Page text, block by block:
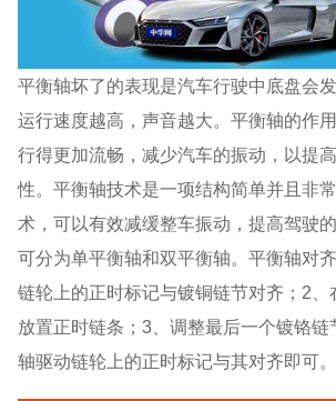
平衡轴坏了的表现是汽车行驶中底盘会
运行速度越高，声音越大。平衡轴的作
行得更加流畅，减少汽车的振动，以提
性。平衡轴技术是一项结构简单并且非
术，可以有效减缓整车振动，提高驾驶
可分为单平衡轴和双平衡轴。平衡轴对
链轮上的正时标记与镀铜链节对齐；2、
放置正时链条；3、调整最后一个镀铬
轴驱动链轮上的正时标记与其对齐即可。